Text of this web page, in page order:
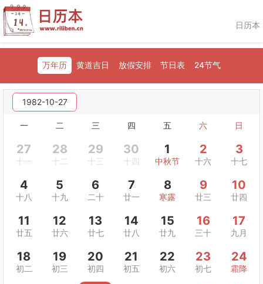
日历本
万年历 黄道吉日 放假安排 节日表 24节气
1982-10-27
一 二 三 四 五 六 日
27
十一
28 29 30
十四
1
中秋节
2
十六
3
十七
4
十八
5
十九
6
二十
7
廿一
8
寒露
9
廿三
10
廿四
11
廿五
12
廿六
13
廿七
14
廿八
15
廿九
16
三十
17
九月
18
初二
19
初三
20
初四
21
初五
22
初六
23
初七
24
霜降